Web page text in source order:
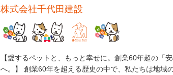
株式会社千代田建設
【愛するペットと、もっと幸せに。創業60年超の「
へ。】 創業60年を超える歴史の中で、私たちは地域